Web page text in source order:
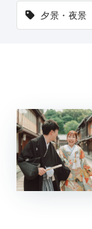
夕景・夜景